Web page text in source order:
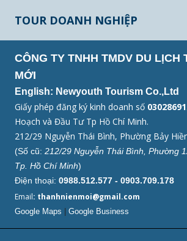
TOUR DOANH NGHIỆP
CÔNG TY TNHH TMDV DU LỊCH
MỚI
English: Newyouth Tourism Co.,Ltd
Giấy phép đăng ký kinh doanh số
Hoạch và Đầu Tư Tp Hồ Chí Minh.
212/29 Nguyễn Thái Bình, Phường Bảy
(Số cũ: 212/29 Nguyễn Thái Bình, Phường
Tp. Hồ Chí Minh)
Điện thoại: 0988.512.577 - 0903.709.178
Email: thanhnienmoi@gmail.com
Google Maps Google Business